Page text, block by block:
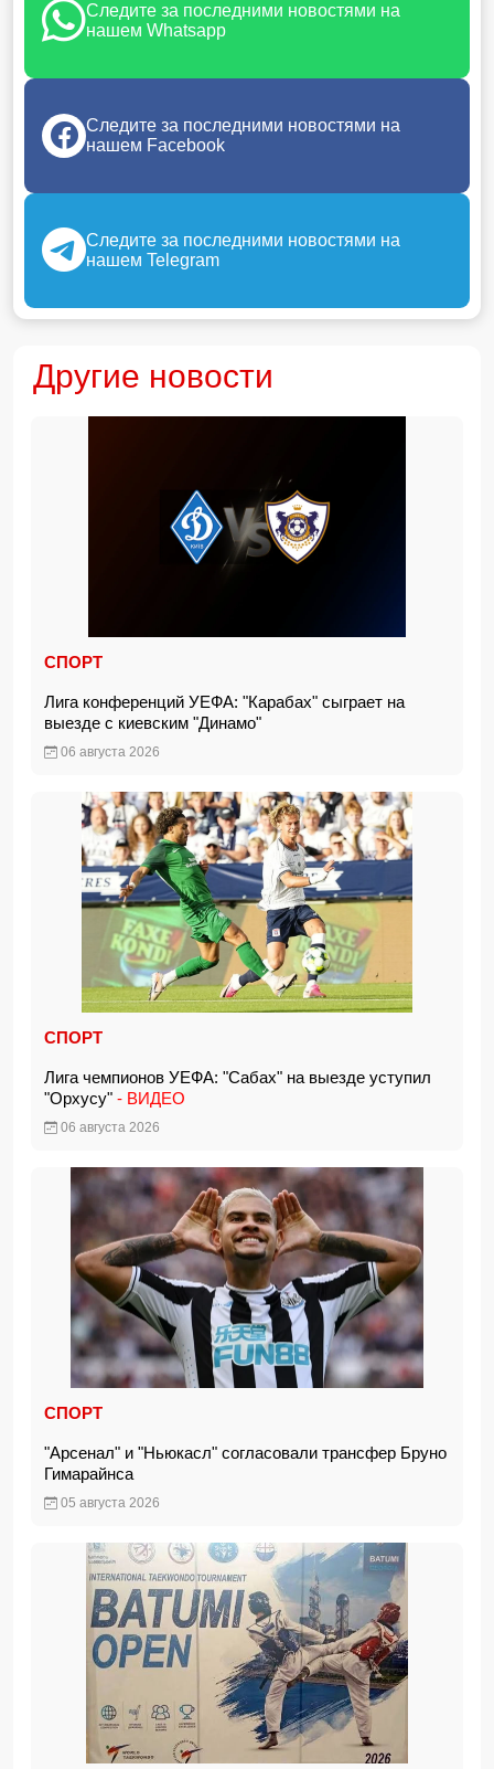
Следите за последними новостями на
нашем Whatsapp
Следите за последними новостями на
нашем Facebook
Следите за последними новостями на
нашем Telegram
Другие новости
СПОРТ
Лига конференций УЕФА: "Карабах" сыграет на
выезде с киевским "Динамо"
06 августа 2026
СПОРТ
Лига чемпионов УЕФА: "Сабах" на выезде уступил
"Орхусу" - ВИДЕО
06 августа 2026
СПОРТ
"Арсенал" и "Ньюкасл" согласовали трансфер Бруно
Гимарайнса
05 августа 2026